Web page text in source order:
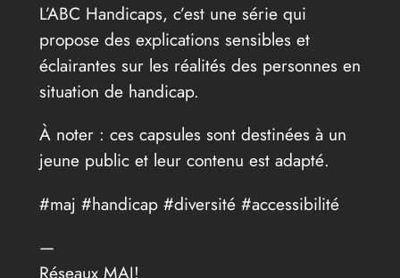
L’ABC Handicaps, c’est une série qui
propose des explications sensibles et
éclairantes sur les réalités des personnes en
situation de handicap.
À noter : ces capsules sont destinées à un
jeune public et leur contenu est adapté.
#maj #handicap #diversité #accessibilité
—
Réseaux MAJ!